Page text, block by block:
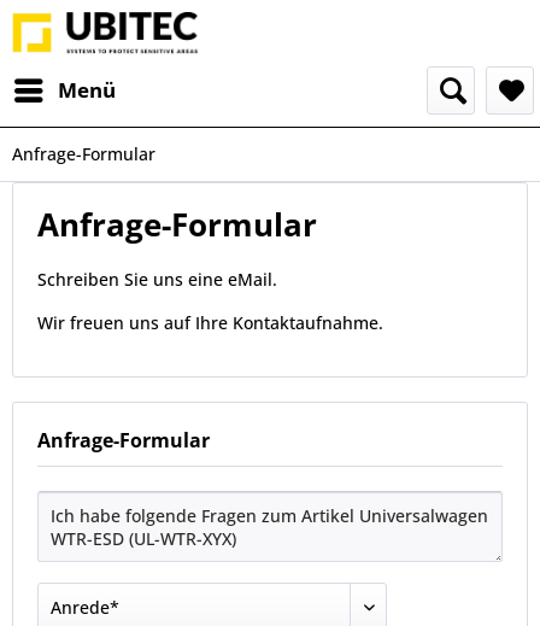
Menü
Anfrage-Formular
Anfrage-Formular
Schreiben Sie uns eine eMail.
Wir freuen uns auf Ihre Kontaktaufnahme.
Anfrage-Formular